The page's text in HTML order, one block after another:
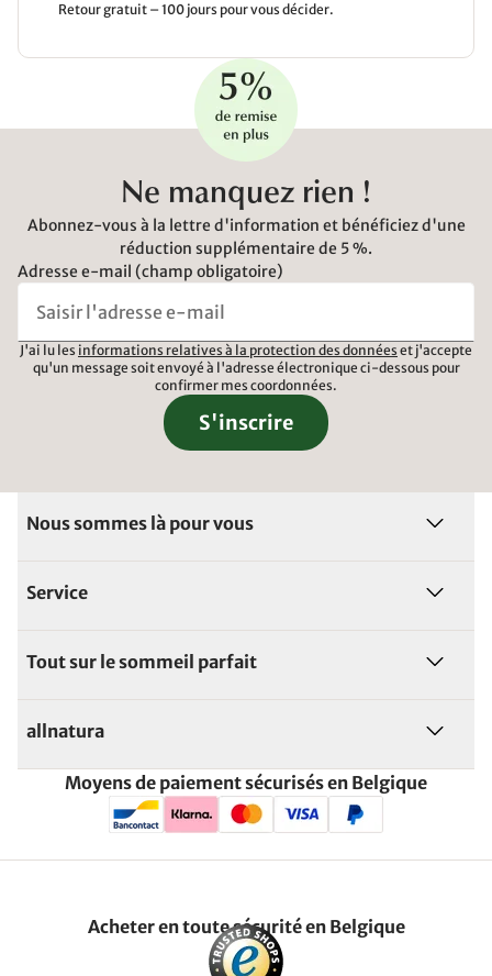
Retour gratuit – 100 jours pour vous décider.
Ne manquez rien !
Abonnez-vous à la lettre d'information et bénéficiez d'une
réduction supplémentaire de 5 %.
Adresse e-mail (champ obligatoire)
J'ai lu les informations relatives à la protection des données et j'accepte
qu'un message soit envoyé à l'adresse électronique ci-dessous pour
confirmer mes coordonnées.
S'inscrire
Nous sommes là pour vous
Service
Tout sur le sommeil parfait
allnatura
Moyens de paiement sécurisés en Belgique
Acheter en toute sécurité en Belgique